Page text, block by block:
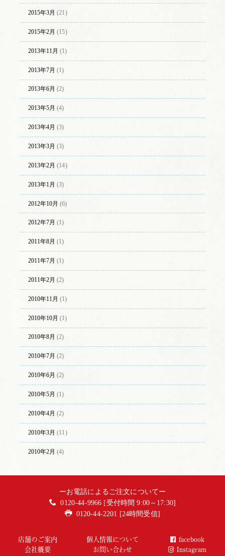
2015年3月 (21)
2015年2月 (15)
2013年11月 (1)
2013年7月 (1)
2013年6月 (2)
2013年5月 (4)
2013年4月 (3)
2013年3月 (3)
2013年2月 (14)
2013年1月 (3)
2012年10月 (6)
2012年7月 (1)
2011年8月 (1)
2011年7月 (1)
2011年2月 (2)
2010年11月 (1)
2010年10月 (1)
2010年8月 (2)
2010年7月 (2)
2010年6月 (2)
2010年5月 (1)
2010年4月 (2)
2010年3月 (11)
2010年2月 (4)
ーお電話によるご注文についてー
0120-44-9966 [受付時間 9:00～17:30]
0120-44-2201 [24時間受信]
店舗のご案内
会社概要
個人情報について
お問い合わせ
facebook
Instagram